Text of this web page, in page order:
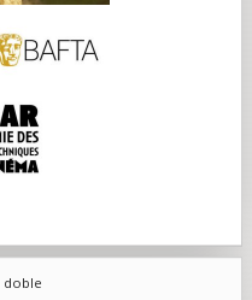
doble